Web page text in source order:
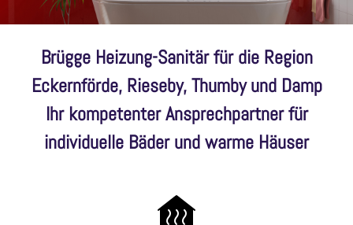
Brügge Heizung-Sanitär für die Region
Eckernförde, Rieseby, Thumby und Damp
Ihr kompetenter Ansprechpartner für
individuelle Bäder und warme Häuser